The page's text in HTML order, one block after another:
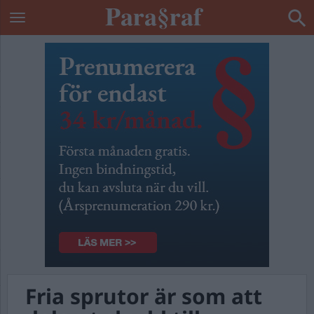
Fria sprutor är som att